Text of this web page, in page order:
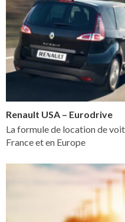
Renault USA – Eurodrive
La formule de location de
France et en Europe